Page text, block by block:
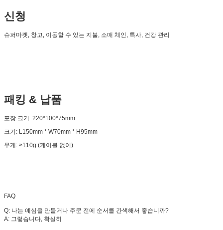
신청
슈퍼마켓, 창고, 이동할 수 있는 지불, 소매 체인, 특사, 건강 관리
패킹 & 납품
포장 크기: 220*100*75mm
크기: L150mm * W70mm * H95mm
무게: ≈110g (케이블 없이)
FAQ
Q: 나는 예심을 만들거나 주문 전에 순서를 간색해서 좋습니까?
A: 그렇습니다, 확실히